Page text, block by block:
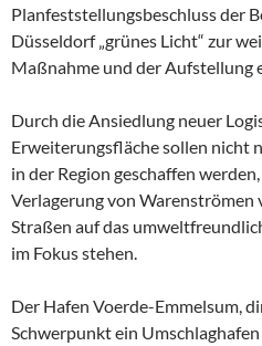
Planfeststellungsbeschluss der
Düsseldorf „grünes Licht“ zur
Maßnahme und der Aufstellung
Durch die Ansiedlung neuer
Erweiterungsfläche sollen nicht
in der Region geschaffen
Verlagerung von Warenströmen
Straßen auf das
im Fokus stehen.
Der Hafen Voerde-Emmelsum,
Schwerpunkt ein